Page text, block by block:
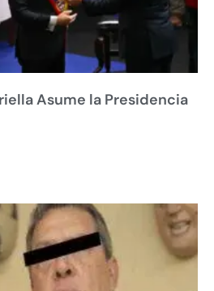
Asume la Presidencia